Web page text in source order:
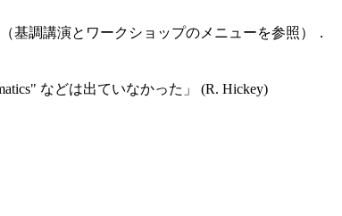
基調講演とワークショップのメニューを参照）．
などは出ていなかった」 (R. Hickey)